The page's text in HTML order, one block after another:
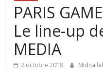
PARIS
Le line-up
MEDIA
2 octobre 2018